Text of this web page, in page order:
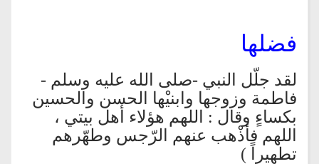
فضلها
لقد جلّل النبي -صلى الله عليه وسلم -
فاطمة وزوجها وابنيْها الحسن والحسين
بكساءٍ وقال : اللهم هؤلاء أهل بيتي ،
اللهم فأذْهب عنهم الرّجس وطهّرهم
تطهيراً )